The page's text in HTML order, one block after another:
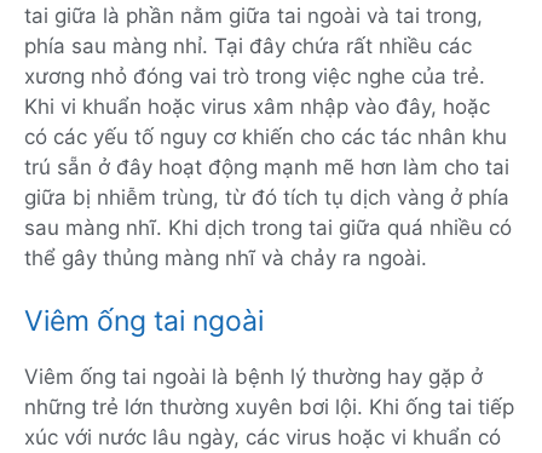
tai giữa là phần nằm giữa tai ngoài và tai trong,
phía sau màng nhỉ. Tại đây chứa rất nhiều các
xương nhỏ đóng vai trò trong việc nghe của trẻ.
Khi vi khuẩn hoặc virus xâm nhập vào đây, hoặc
có các yếu tố nguy cơ khiến cho các tác nhân khu
trú sẵn ở đây hoạt động mạnh mẽ hơn làm cho tai
giữa bị nhiễm trùng, từ đó tích tụ dịch vàng ở phía
sau màng nhĩ. Khi dịch trong tai giữa quá nhiều có
thể gây thủng màng nhĩ và chảy ra ngoài.
Viêm ống tai ngoài
Viêm ống tai ngoài là bệnh lý thường hay gặp ở
những trẻ lớn thường xuyên bơi lội. Khi ống tai tiếp
xúc với nước lâu ngày, các virus hoặc vi khuẩn có